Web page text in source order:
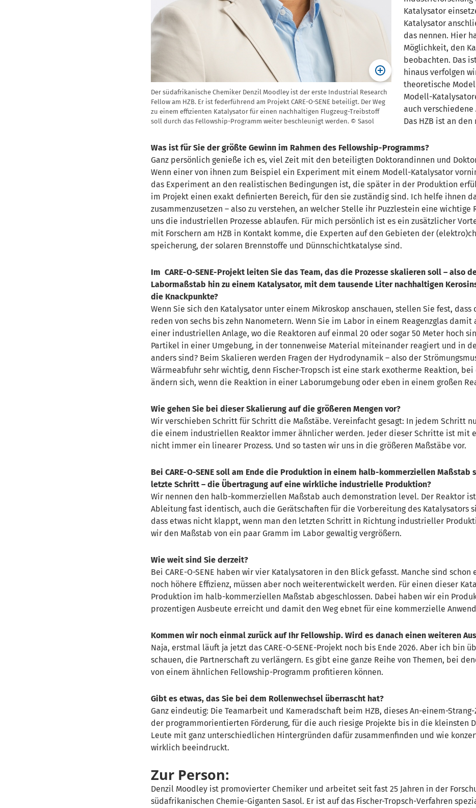
Der südafrikanische Chemiker Denzil Moodley ist der erste Industrial Research
Fellow am HZB. Er ist federführend am Projekt CARE-O-SENE beteiligt. Der Weg
zu einem effizienten Katalysator für einen nachhaltigen Flugzeug-Treibstoff
soll durch das Fellowship-Programm weiter beschleunigt werden. © Sasol
Katalysator
Katalysator
das nennen. Hier
Möglichkeit, den
beobachten. Das
hinaus verfolgen
theoretische
Modell-K
auch verschiedene
Das HZB ist an den
Was ist für Sie der größte Gewinn im Rahmen des Fellowship-Programms?
Ganz persönlich genieße ich es, viel Zeit mit den beteiligten Doktorandinnen und
Wenn einer von ihnen zum Beispiel ein Experiment mit einem Modell-Katalysator
das Experiment an den realistischen Bedingungen ist, die später in der Produktion
im Projekt einen exakt definierten Bereich, für den sie zuständig sind. Ich helfe ihnen
zusammenzusetzen – also zu verstehen, an welcher Stelle ihr Puzzlestein eine
uns die industriellen Prozesse ablaufen. Für mich persönlich ist es ein zusätzlicher
mit Forschern am HZB in Kontakt komme, die Experten auf den Gebieten der (elektro
speicherung, der solaren Brennstoffe und Dünnschichtkatalyse sind.
Im CARE-O-SENE-Projekt leiten Sie das Team, das die Prozesse skalieren soll – also
Labormaßstab hin zu einem Katalysator, mit dem tausende Liternachhaltigen
die Knackpunkte?
Wenn Sie sich den Katalysator unter einem Mikroskop anschauen, stellen Sie fest,
reden von sechs bis zehn Nanometern. Wenn Sie im Labor in einem Reagenzglas
einer industriellen Anlage, wo die Reaktoren auf einmal 20 oder sogar 50 Meter hoch
Partikel in einer Umgebung, in der tonnenweise Material miteinander reagiert und in
anders sind? Beim Skalieren werden Fragen der Hydrodynamik – also der
Wärmeabfuhr sehr wichtig, denn Fischer-Tropsch ist eine stark exotherme Reaktion,
ändern sich, wenn die Reaktion in einer Laborumgebung oder eben in einem großen
Wie gehen Sie bei dieser Skalierung auf die größeren Mengen vor?
Wir verschieben Schritt für Schritt die Maßstäbe. Vereinfacht gesagt: In jedem Schritt
die einem industriellen Reaktor immer ähnlicher werden. Jeder dieser Schritte ist mit
nicht immer ein linearer Prozess. Und so tasten wir uns in die größeren Maßstäbe vor.
Bei CARE-O-SENEsoll am Ende die Produktion in einem halb-kommerziellen Maßstab
letzte Schritt – die Übertragung auf eine wirkliche industrielle Produktion?
Wir nennen den halb-kommerziellen Maßstab auch demonstration level. Der Reaktor
Ableitung fast identisch, auch die Gerätschaften für die Vorbereitung des Katalysators
dass etwas nicht klappt, wenn man den letzten Schritt in Richtung industrieller
wir den Maßstab von ein paar Gramm im Labor gewaltig vergrößern.
Wie weit sind Sie derzeit?
Bei CARE-O-SENE haben wir vier Katalysatoren in den Blick gefasst. Manche sind
noch höhere Effizienz, müssen aber noch weiterentwickelt werden. Für einen dieser
Produktion im halb-kommerziellen Maßstab abgeschlossen. Dabei haben wir ein
prozentigen Ausbeute erreicht und damit den Weg ebnet für eine kommerzielle
Kommen wir noch einmal zurück auf Ihr Fellowship. Wird es danach einen weiteren
Naja, erstmal läuft ja jetzt das CARE-O-SENE-Projekt noch bis Ende 2026. Aber ich bin
schauen, die Partnerschaft zu verlängern. Es gibt eine ganze Reihe von Themen, bei
von einem ähnlichen Fellowship-Programm profitieren können.
Gibt es etwas, das Sie bei dem Rollenwechsel überrascht hat?
Ganz eindeutig: Die Teamarbeit und Kameradschaftbeim HZB, dieses An-einem-
der programmorientierten Förderung, für die auch riesige Projekte bis in die kleinsten
Leute mit ganz unterschiedlichen Hintergründen dafür zusammenfinden und wie
wirklich beeindruckt.
Zur Person:
Denzil Moodleyist promovierter Chemiker und arbeitet seit fast 25 Jahren in der
südafrikanischen Chemie-Giganten Sasol. Er ist auf das Fischer-Tropsch-Verfahren